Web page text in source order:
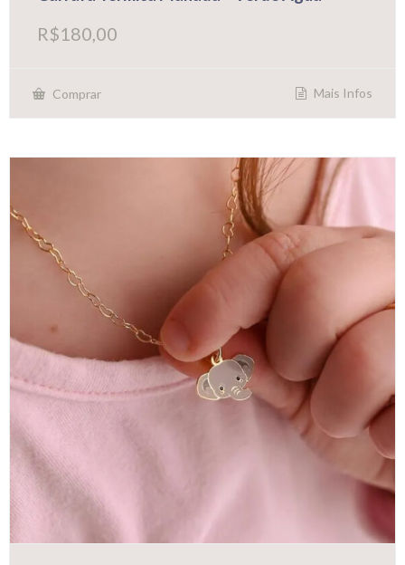
R$180,00
Comprar Mais Infos